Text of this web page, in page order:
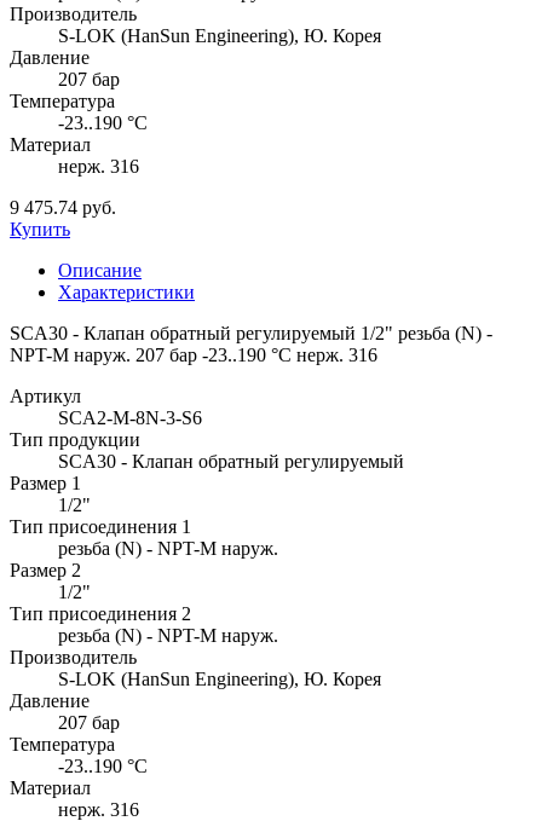
Производитель
S-LOK (HanSun Engineering), Ю. Корея
Давление
207 бар
Температура
-23..190 °C
Материал
нерж. 316
9 475.74 руб.
Купить
Описание
Характеристики
SCA30 - Клапан обратный регулируемый 1/2" резьба (N) -
NPT-M наруж. 207 бар -23..190 °C нерж. 316
Артикул
SCA2-M-8N-3-S6
Тип продукции
SCA30 - Клапан обратный регулируемый
Размер 1
1/2"
Тип присоединения 1
резьба (N) - NPT-M наруж.
Размер 2
1/2"
Тип присоединения 2
резьба (N) - NPT-M наруж.
Производитель
S-LOK (HanSun Engineering), Ю. Корея
Давление
207 бар
Температура
-23..190 °C
Материал
нерж. 316